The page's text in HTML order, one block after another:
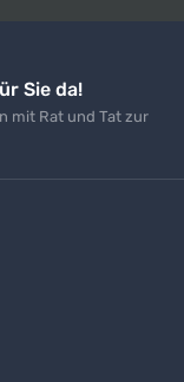
Sie da!
mit Rat und Tat zur